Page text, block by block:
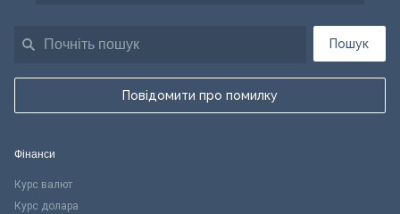
Пошук
Повідомити про помилку
Фінанси
Курс валют
Курс долара